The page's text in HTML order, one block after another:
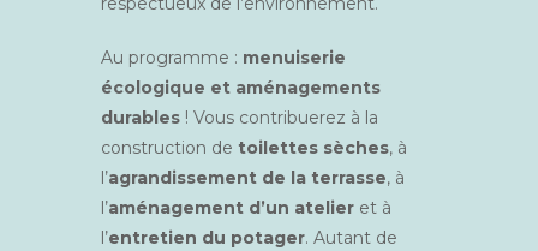
Au programme : menuiserie
écologique et aménagements
durables ! Vous contribuerez à la
construction de toilettes sèches, à
l’agrandissement de la terrasse, à
l’aménagement d’un atelier et à
l’entretien du potager. Autant de